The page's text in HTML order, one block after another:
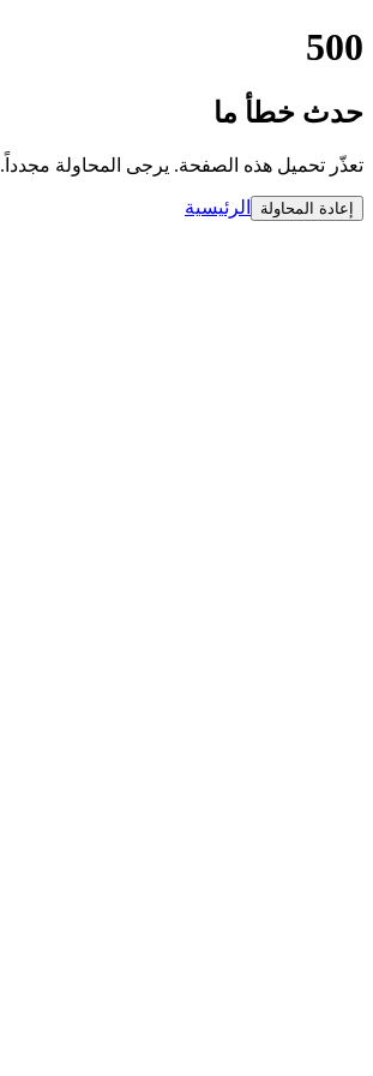
500
حدث خطأ ما
تعذّر تحميل هذه الصفحة. يرجى المحاولة مجدداً.
إعادة المحاولة الرئيسية